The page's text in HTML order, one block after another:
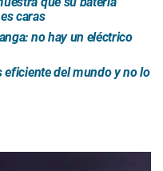
caras
no hay un eléctrico
eficiente del mundo y no lo